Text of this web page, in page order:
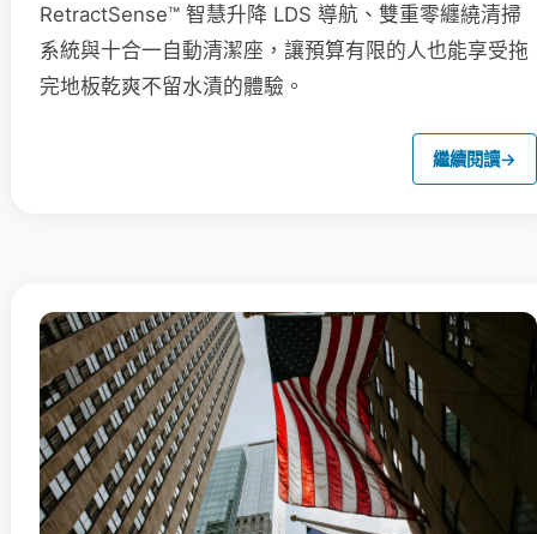
RetractSense™ 智慧升降 LDS 導航、雙重零纏繞清掃
系統與十合一自動清潔座，讓預算有限的人也能享受拖
完地板乾爽不留水漬的體驗。
繼續閱讀→